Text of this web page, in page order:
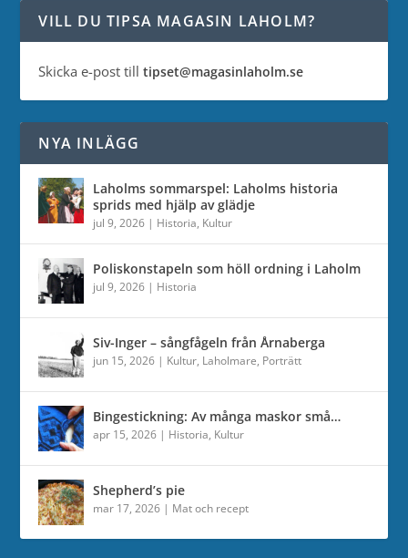
VILL DU TIPSA MAGASIN LAHOLM?
Skicka e-post tilltipset@magasinlaholm.se
NYA INLÄGG
Laholms sommarspel: Laholms historia
sprids med hjälp av glädje
jul 9, 2026 | Historia, Kultur
Poliskonstapeln som höll ordning i Laholm
jul 9, 2026 | Historia
Siv-Inger – sångfågeln från Årnaberga
jun 15, 2026 | Kultur, Laholmare, Porträtt
Bingestickning: Av många maskor små…
apr 15, 2026 | Historia, Kultur
Shepherd’s pie
mar 17, 2026 | Mat och recept